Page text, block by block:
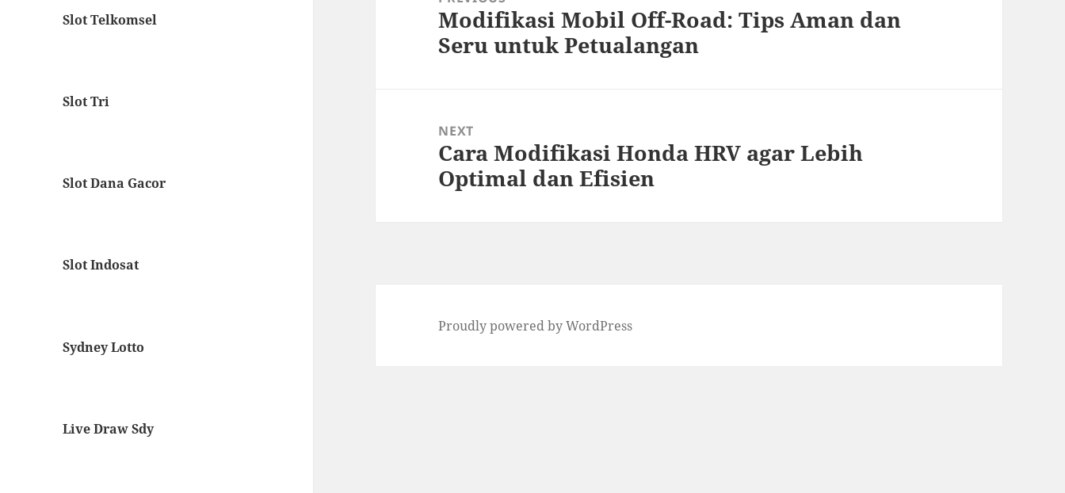
Slot Telkomsel
Slot Tri
Slot Dana Gacor
Slot Indosat
Sydney Lotto
Live Draw Sdy
Previous
post:
Modifikasi Mobil Off-Road: Tips Aman dan
Seru untuk Petualangan
NEXT
Next
post:
Cara Modifikasi Honda HRV agar Lebih
Optimal dan Efisien
Proudly powered by WordPress